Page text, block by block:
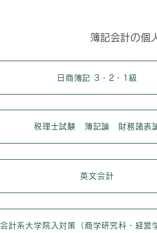
簿記会計の個
日商簿記 3・2・1級
税理士試験 簿記論 財務諸表
英文会計
会計系大学院入対策（商学研究科・経営